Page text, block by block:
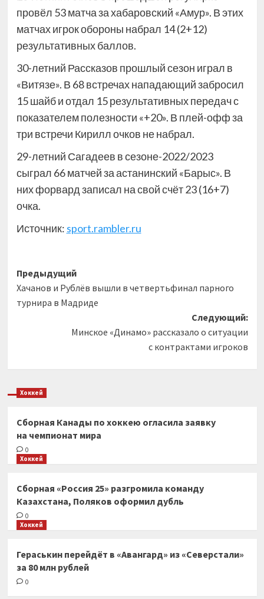
провёл 53 матча за хабаровский «Амур». В этих
матчах игрок обороны набрал 14 (2+12)
результативных баллов.
30-летний Рассказов прошлый сезон играл в
«Витязе». В 68 встречах нападающий забросил
15 шайб и отдал 15 результативных передач с
показателем полезности «+20». В плей-офф за
три встречи Кирилл очков не набрал.
29-летний Сагадеев в сезоне-2022/2023
сыграл 66 матчей за астанинский «Барыс». В
них форвард записал на свой счёт 23 (16+7)
очка.
Источник: sport.rambler.ru
Навигация
записи
Предыдущий
Хачанов и Рублёв вышли в четвертьфинал парного
турнира в Мадриде
Следующий:
Минское «Динамо» рассказало о ситуации
с контрактами игроков
Хоккей
Сборная Канады по хоккею огласила заявку
на чемпионат мира
0
Хоккей
Сборная «Россия 25» разгромила команду
Казахстана, Поляков оформил дубль
0
Хоккей
Гераськин перейдёт в «Авангард» из «Северстали»
за 80 млн рублей
0